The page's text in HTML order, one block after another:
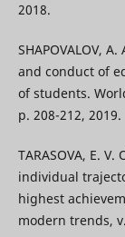
2018.
SHAPOVALOV,
and conduct of
of students.
p. 208-212, 2019.
TARASOVA, E.
individual
highest
modern trends,